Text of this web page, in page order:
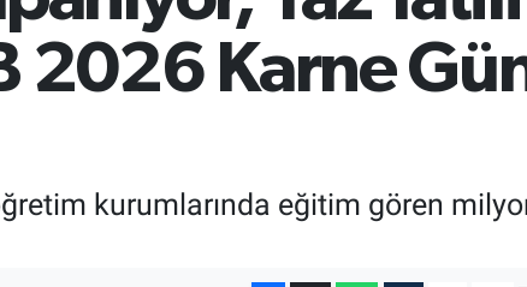
2026 Karne
kurumlarında eğitim gören